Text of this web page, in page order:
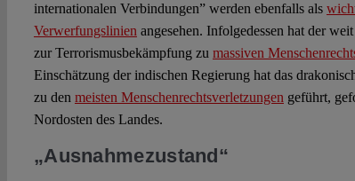
internationalen Verbindungen” werden ebenfalls als
Verwerfungslinienangesehen. Infolgedessen hat der
zur Terrorismusbekämpfung zu massiven
Einschätzung der indischen Regierung hat das
zu den meisten Menschenrechtsverletzungengeführt,
Nordosten des Landes.
„Ausnahmezustand“